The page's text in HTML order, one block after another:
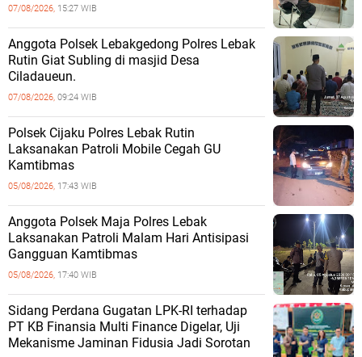
07/08/2026, 15:27 WIB
Anggota Polsek Lebakgedong Polres Lebak
Rutin Giat Subling di masjid Desa
Ciladaueun.
07/08/2026, 09:24 WIB
Polsek Cijaku Polres Lebak Rutin
Laksanakan Patroli Mobile Cegah GU
Kamtibmas
05/08/2026, 17:43 WIB
Anggota Polsek Maja Polres Lebak
Laksanakan Patroli Malam Hari Antisipasi
Gangguan Kamtibmas
05/08/2026, 17:40 WIB
Sidang Perdana Gugatan LPK-RI terhadap
PT KB Finansia Multi Finance Digelar, Uji
Mekanisme Jaminan Fidusia Jadi Sorotan